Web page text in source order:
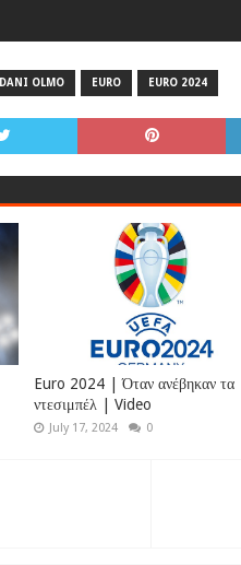
DANI OLMO EURO EURO 2024
Euro 2024 | Όταν ανέβηκαν τα
ντεσιμπέλ | Video
July 17, 2024 0